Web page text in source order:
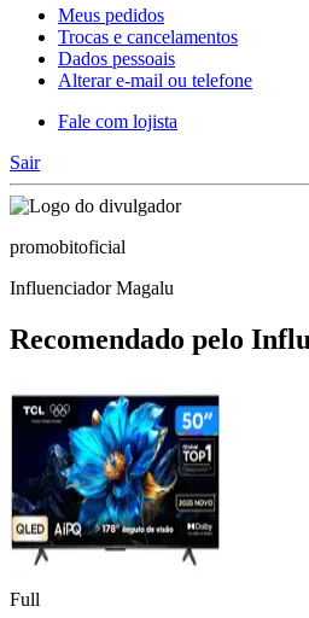
Meus pedidos
Trocas e cancelamentos
Dados pessoais
Alterar e-mail ou telefone
Fale com lojista
Sair
promobitoficial
Influenciador Magalu
Recomendado pelo
Full